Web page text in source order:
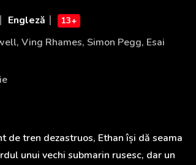
Engleză 13+
, Ving Rhames, Simon Pegg, Esai
de tren dezastruos, Ethan își dă seama
unui vechi submarin rusesc, dar un